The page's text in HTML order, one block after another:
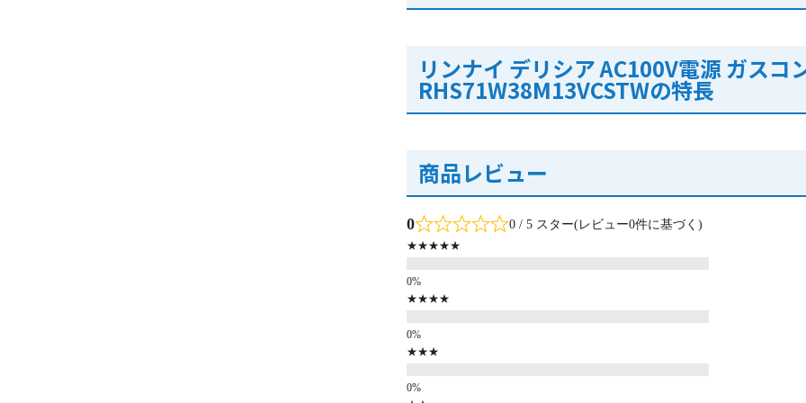
リンナイ デリシア AC100V電源 ガスコ
RHS71W38M13VCSTWの特長
商品レビュー
0 0 / 5 スター(レビュー0件に基づく)
★★★★★
★★★★
★★★